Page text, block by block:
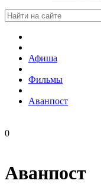
Афиша
Фильмы
Аванпост
0
Аванпост